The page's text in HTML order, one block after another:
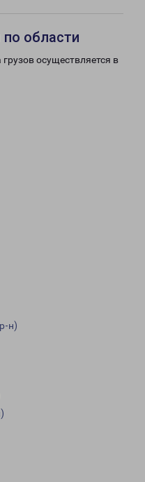
области
осуществляется в
н)